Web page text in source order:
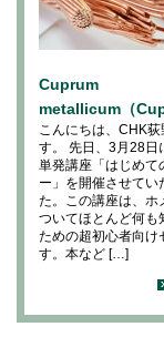
Cuprum
metallicum（
こんにちは、CHK
す。 先日、3月28日
単発講座「はじめて
ー」を開催させてい
た。この講座は、ホ
ついてほとんど何も
ための超初心者向け
す。本など […]